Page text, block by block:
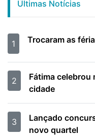
Últimas Notícias
1 Trocaram as
2
Fátima celebrou
cidade
3
Lançado
novo quartel